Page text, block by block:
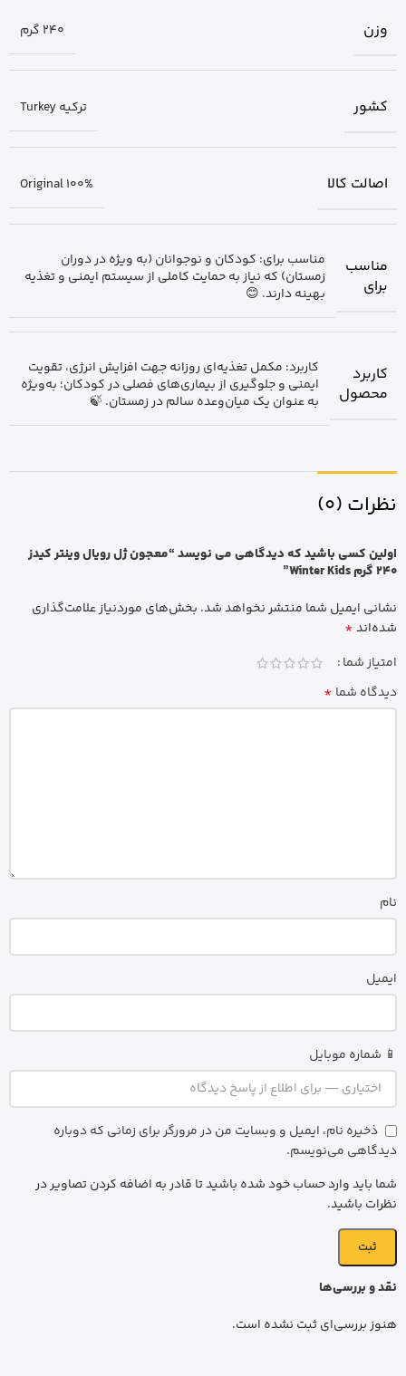
وزن 240 گرم
کشور ترکیه Turkey
اصالت کالا Original 100%
مناسب
برای
مناسب برای: کودکان و نوجوانان (به ویژه در دوران
زمستان) که نیاز به حمایت کاملی از سیستم ایمنی و تغذیه
بهینه دارند. 😊
کاربرد
محصول
کاربرد: مکمل تغذیه‌ای روزانه جهت افزایش انرژی، تقویت
ایمنی و جلوگیری از بیماری‌های فصلی در کودکان؛ به‌ویژه
به عنوان یک میان‌وعده سالم در زمستان. 🍃
نظرات (0)
نقد و بررسی‌ها
هنوز بررسی‌ای ثبت نشده است.
اولین کسی باشید که دیدگاهی می نویسد “معجون ژل رویال وینتر کیدز
240 گرم Winter Kids”
نشانی ایمیل شما منتشر نخواهد شد. بخش‌های موردنیاز علامت‌گذاری
شده‌اند*
امتیاز شما
دیدگاه شما *
نام
ایمیل
📱 شماره موبایل
ذخیره نام، ایمیل و وبسایت من در مرورگر برای زمانی که دوباره
دیدگاهی می‌نویسم.
شما باید وارد حساب خود شده باشید تا قادر به اضافه کردن تصاویر در
نظرات باشید.